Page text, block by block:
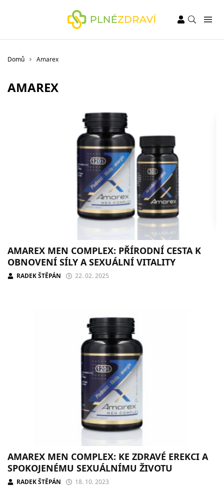
Domů Amarex
AMAREX
AMAREX MEN COMPLEX: PŘÍRODNÍ CESTA K
OBNOVENÍ SÍLY A SEXUÁLNÍ VITALITY
RADEK ŠTĚPÁN 22. 02. 2025
AMAREX MEN COMPLEX: KE ZDRAVÉ EREKCI A
SPOKOJENÉMU SEXUÁLNÍMU ŽIVOTU
RADEK ŠTĚPÁN 18. 10. 2023